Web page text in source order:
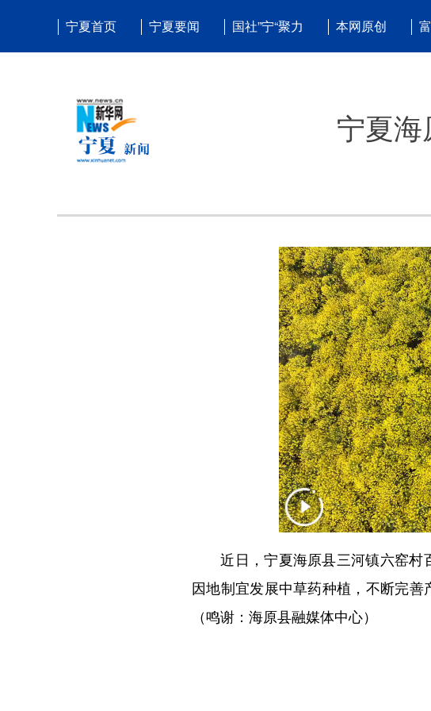
宁夏首页 宁夏要闻 国社”宁“聚力 本网原创
宁夏
近日，宁夏海原县三河镇六窑村
因地制宜发展中草药种植，不断完善
（鸣谢：海原县融媒体中心）